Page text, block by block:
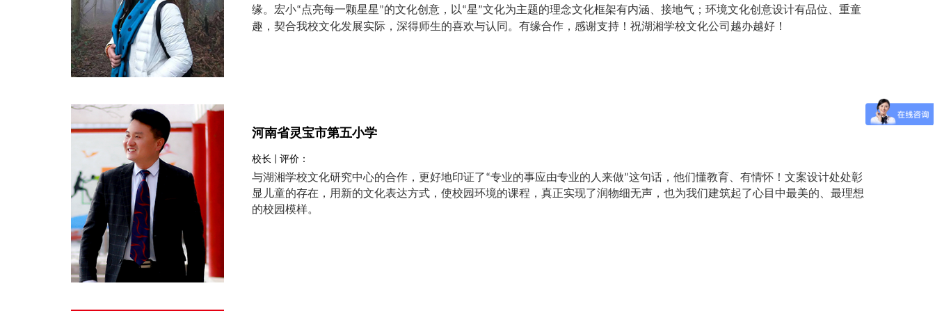
缘。宏小“点亮每一颗星星”的文化创意，以“星”文化为主题的理念文化框架有内涵、接地气；环境文化创意设计有品位、重童
趣，契合我校文化发展实际，深得师生的喜欢与认同。有缘合作，感谢支持！祝湖湘学校文化公司越办越好！
河南省灵宝市第五小学
校长 | 评价：
与湖湘学校文化研究中心的合作，更好地印证了“专业的事应由专业的人来做”这句话，他们懂教育、有情怀！文案设计处处彰
显儿童的存在，用新的文化表达方式，使校园环境的课程，真正实现了润物细无声，也为我们建筑起了心目中最美的、最理想
的校园模样。